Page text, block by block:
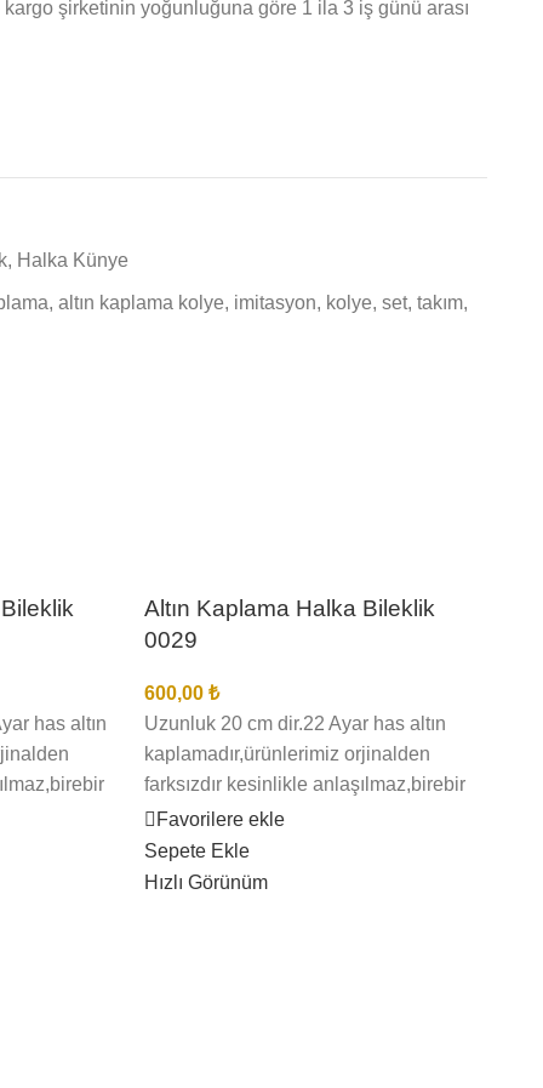
şirketinin yoğunluğuna göre 1 ila 3 iş günü arası
, Halka Künye
, altın kaplama kolye, imitasyon, kolye, set, takım,
has altın
kalite
bize
Altın Kaplama Halka Bileklik
0029
600,00 ₺
Uzunluk 20 cm dir.22 Ayar has altın
kaplamadır,ürünlerimiz orjinalden
farksızdır kesinlikle anlaşılmaz,birebir
kuyumcu işçiliğindedir en iyi kalite
kaplamadır kararma solma
olmaz,ürünlerimizin görselleri bize
Favorilere ekle
Sepete Ekle
Hızlı Görünüm